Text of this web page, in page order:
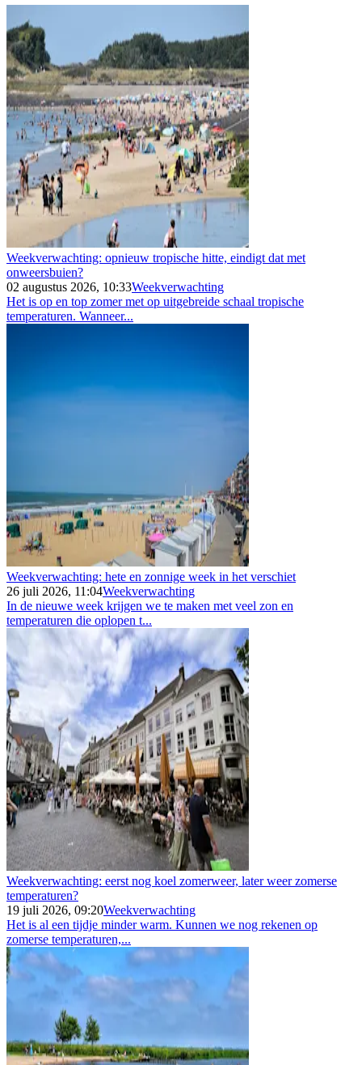
Weekverwachting: opnieuw tropische hitte, eindigt dat met
onweersbuien?
02 augustus 2026, 10:33Weekverwachting
Het is op en top zomer met op uitgebreide schaal tropische
temperaturen. Wanneer...
Weekverwachting: hete en zonnige week in het verschiet
26 juli 2026, 11:04Weekverwachting
In de nieuwe week krijgen we te maken met veel zon en
temperaturen die oplopen t...
Weekverwachting: eerst nog koel zomerweer, later weer zomerse
temperaturen?
19 juli 2026, 09:20Weekverwachting
Het is al een tijdje minder warm. Kunnen we nog rekenen op
zomerse temperaturen,...